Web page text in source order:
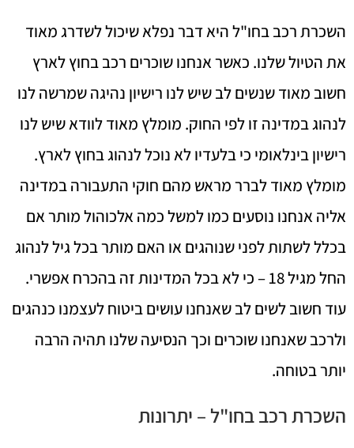
השכרת רכב בחו"ל היא דבר נפלא שיכול לשדרג מאוד
את הטיול שלנו. כאשר אנחנו שוכרים רכב בחוץ לארץ
חשוב מאוד שנשים לב שיש לנו רישיון נהיגה שמרשה לנו
לנהוג במדינה זו לפי החוק. מומלץ מאוד לוודא שיש לנו
רישיון בינלאומי כי בלעדיו לא נוכל לנהוג בחוץ לארץ.
מומלץ מאוד לברר מראש מהם חוקי התעבורה במדינה
אליה אנחנו נוסעים כמו למשל כמה אלכוהול מותר אם
בכלל לשתות לפני שנוהגים או האם מותר בכל גיל לנהוג
החל מגיל 18 – כי לא בכל המדינות זה בהכרח אפשרי.
עוד חשוב לשים לב שאנחנו עושים ביטוח לעצמנו כנהגים
ולרכב שאנחנו שוכרים וכך הנסיעה שלנו תהיה הרבה
יותר בטוחה.
השכרת רכב בחו"ל – יתרונות